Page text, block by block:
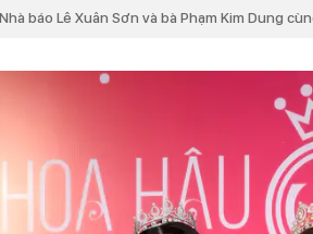
Nhà báo Lê Xuân Sơn và bà Phạm Kim Dung